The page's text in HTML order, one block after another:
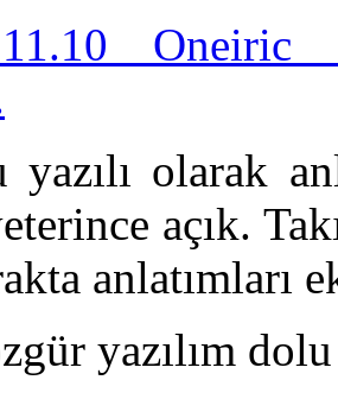
Oneiric
yazılı olarak
açık.
anlatımları
yazılım